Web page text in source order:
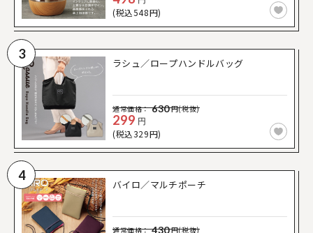
(税込548円)
3
ラシュ／ロープハンドルバッグ
通常価格： 630円(税抜)
299 円
(税込329円)
4
バイロ／マルチポーチ
通常価格： 430円(税抜)